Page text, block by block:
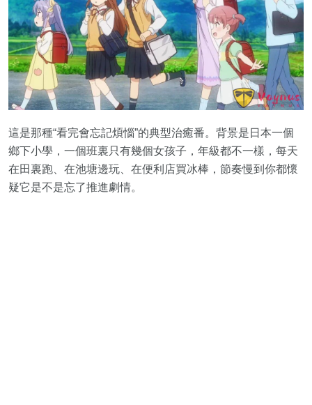
這是那種“看完會忘記煩惱”的典型治癒番。背景是日本一個
鄉下小學，一個班裏只有幾個女孩子，年級都不一樣，每天
在田裏跑、在池塘邊玩、在便利店買冰棒，節奏慢到你都懷
疑它是不是忘了推進劇情。